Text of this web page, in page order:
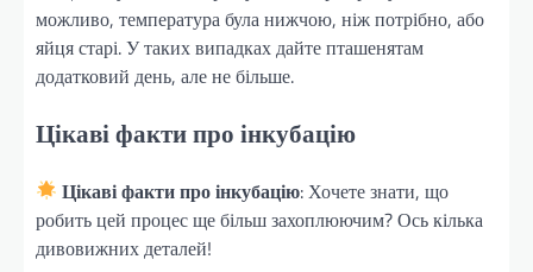
можливо, температура була нижчою, ніж потрібно, або
яйця старі. У таких випадках дайте пташенятам
додатковий день, але не більше.
Цікаві факти про інкубацію
Цікаві факти про інкубацію: Хочете знати, що
робить цей процес ще більш захоплюючим? Ось кілька
дивовижних деталей!